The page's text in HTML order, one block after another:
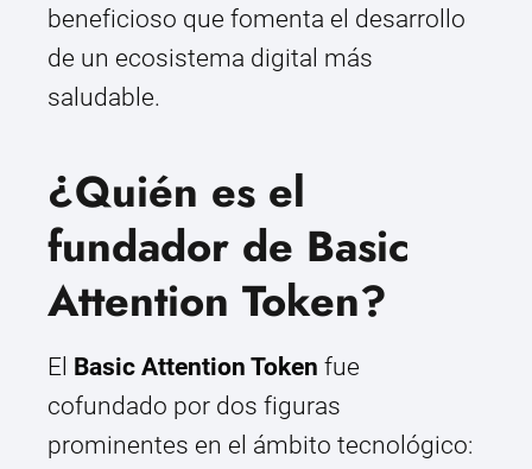
beneficioso que fomenta el desarrollo
de un ecosistema digital más
saludable.
¿Quién es el
fundador de Basic
Attention Token?
El Basic Attention Token fue
cofundado por dos figuras
prominentes en el ámbito tecnológico: